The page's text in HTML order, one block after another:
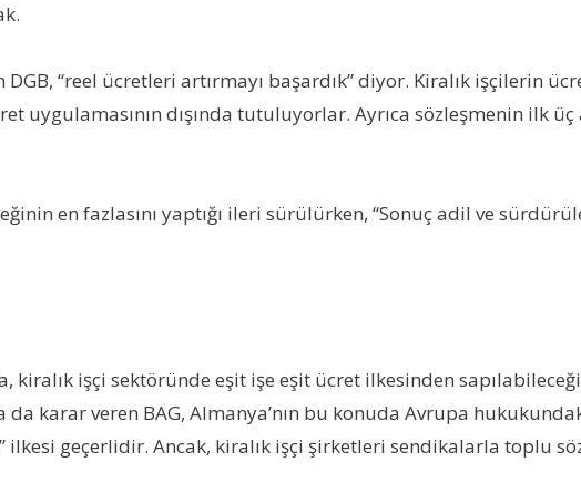
“reel ücretleri artırmayı başardık” diyor. Kiralık işçilerin
uygulamasının dışında tutuluyorlar. Ayrıca sözleşmenin ilk
en fazlasını yaptığı ileri sürülürken, “Sonuç adil ve
kiralık işçi sektöründe eşit işe eşit ücret ilkesinden
karar veren BAG, Almanya’nın bu konuda Avrupa
geçerlidir. Ancak, kiralık işçi şirketleri sendikalarla toplu